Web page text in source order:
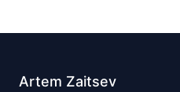
Artem Zaitsev